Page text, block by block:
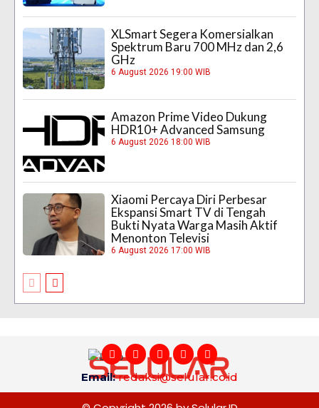
XLSmart Segera Komersialkan
Spektrum Baru 700 MHz dan 2,6
GHz
6 August 2026 19:00 WIB
Amazon Prime Video Dukung
HDR10+ Advanced Samsung
6 August 2026 18:00 WIB
Xiaomi Percaya Diri Perbesar
Ekspansi Smart TV di Tengah
Bukti Nyata Warga Masih Aktif
Menonton Televisi
6 August 2026 17:00 WIB
Email:redaksi@selular.co.id